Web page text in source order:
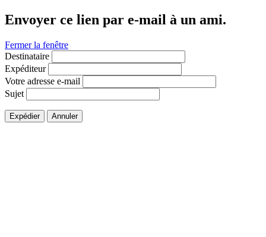
Envoyer ce lien par e-mail à un ami.
Fermer la fenêtre
Destinataire
Expéditeur
Votre adresse e-mail
Sujet
Expédier Annuler